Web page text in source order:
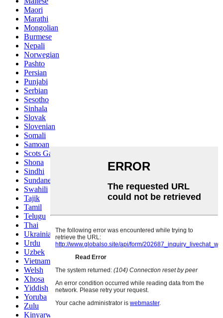
Maori
Marathi
Mongolian
Burmese
Nepali
Norwegian
Pashto
Persian
Punjabi
Serbian
Sesotho
Sinhala
Slovak
Slovenian
Somali
Samoan
Scots Gaelic
Shona
Sindhi
Sundanese
Swahili
Tajik
Tamil
Telugu
Thai
Ukrainian
Urdu
Uzbek
Vietnamese
Welsh
Xhosa
Yiddish
Yoruba
Zulu
Kinyarwanda